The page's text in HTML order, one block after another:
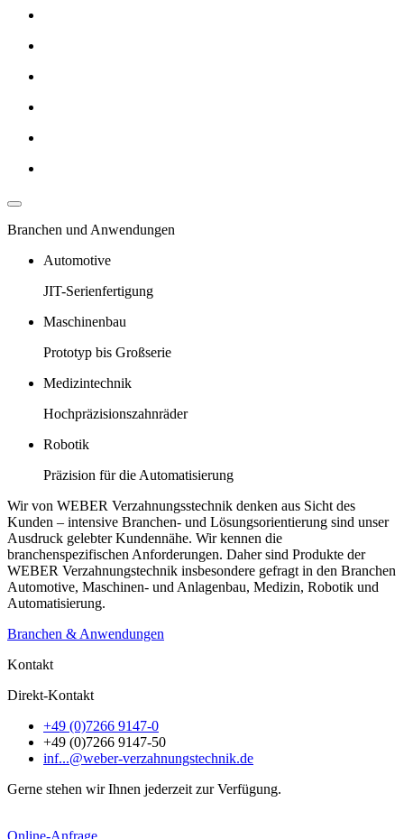
Branchen und Anwendungen
Automotive
JIT-Serienfertigung
Maschinenbau
Prototyp bis Großserie
Medizintechnik
Hochpräzisionszahnräder
Robotik
Präzision für die Automatisierung
Wir von WEBER Verzahnungsstechnik denken aus Sicht des
Kunden – intensive Branchen- und Lösungsorientierung sind unser
Ausdruck gelebter Kundennähe. Wir kennen die
branchenspezifischen Anforderungen. Daher sind Produkte der
WEBER Verzahnungstechnik insbesondere gefragt in den Branchen
Automotive, Maschinen- und Anlagenbau, Medizin, Robotik und
Automatisierung.
Branchen & Anwendungen
Kontakt
Direkt-Kontakt
+49 (0)7266 9147-0
+49 (0)7266 9147-50
inf...@weber-verzahnungstechnik.de
Gerne stehen wir Ihnen jederzeit zur Verfügung.
Online-Anfrage